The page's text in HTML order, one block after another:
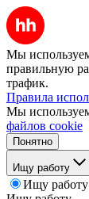
Мы
правильную
трафик.
Правила
Мы
файлов cookie
Понятно
Ищу работу
Ищу работу